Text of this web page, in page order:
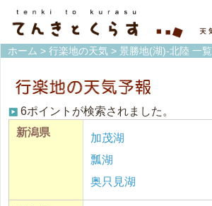
ホーム > 行楽地の天気 > 景勝地(湖)-北陸 一覧
6ポイントが検索されました。
新潟県
加茂湖
瓢湖
奥只見湖